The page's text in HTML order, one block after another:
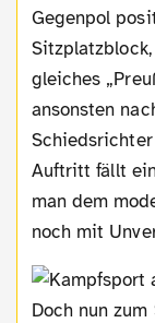
Gegenpol
gleiches
ansonsten
Auftritt fällt
man dem
noch mit
Doch nun zum Spiel: Münster testete gleich mal die